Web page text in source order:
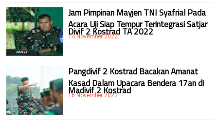
Jam Pimpinan Mayjen TNI Syafrial Pada
Acara Uji Siap Tempur Terintegrasi Satjar
Divif 2 Kostrad TA 2022
14 November 2022
Pangdivif 2 Kostrad Bacakan Amanat
Kasad Dalam Upacara Bendera 17an di
Madivif 2 Kostrad
16 November 2022